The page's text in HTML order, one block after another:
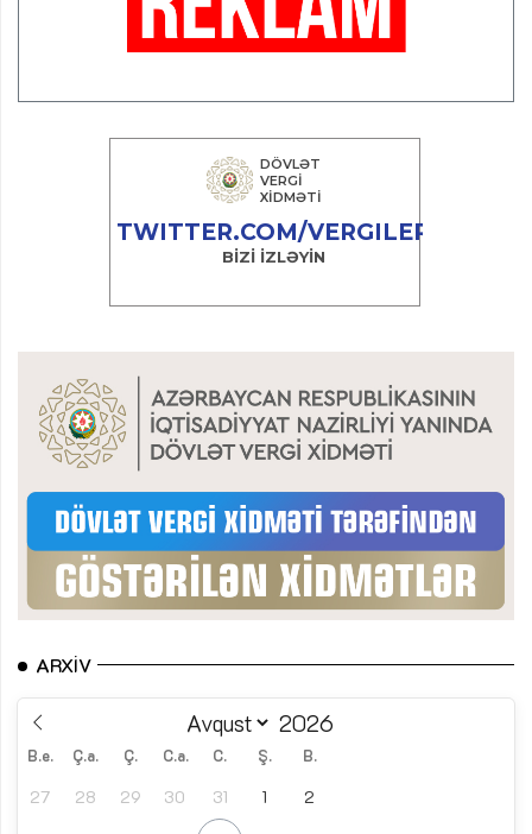
ARXIV
B.e. Ç.a. Ç. C.a. C. Ş. B.
27 28 29 30 31 1 2